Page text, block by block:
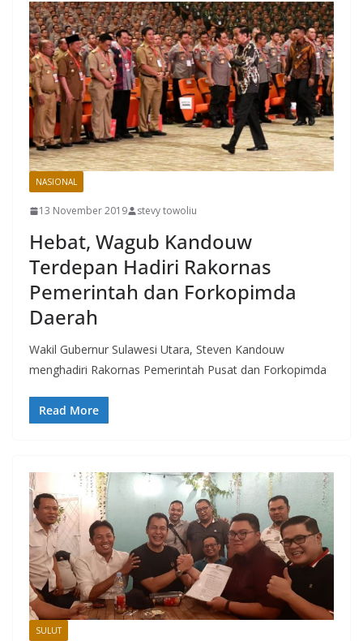
NASIONAL
13 November 2019 stevy towoliu
Hebat, Wagub Kandouw
Terdepan Hadiri Rakornas
Pemerintah dan Forkopimda
Daerah
Wakil Gubernur Sulawesi Utara, Steven Kandouw
menghadiri Rakornas Pemerintah Pusat dan Forkopimda
Read More
SULUT